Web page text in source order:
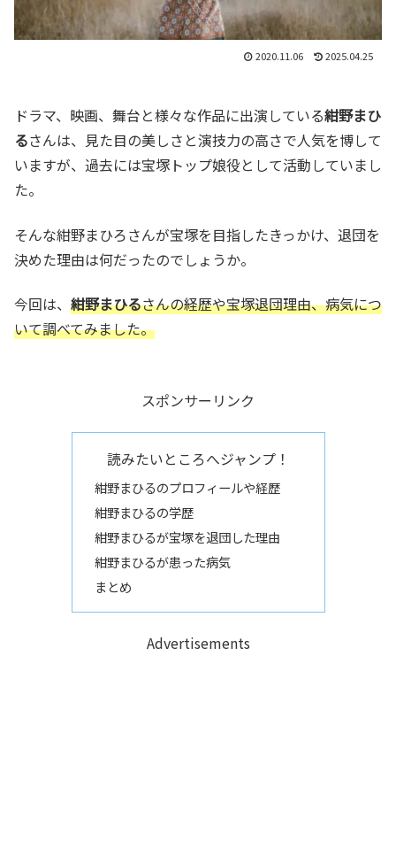
2020.11.06 2025.04.25
ドラマ、映画、舞台と様々な作品に出演している紺野まひ
るさんは、見た目の美しさと演技力の高さで人気を博して
いますが、過去には宝塚トップ娘役として活動していまし
た。
そんな紺野まひろさんが宝塚を目指したきっかけ、退団を
決めた理由は何だったのでしょうか。
今回は、 紺野まひるさんの経歴や宝塚退団理由、病気につ
いて調べてみました。
スポンサーリンク
読みたいところへジャンプ！
紺野まひるのプロフィールや経歴
紺野まひるの学歴
紺野まひるが宝塚を退団した理由
紺野まひるが患った病気
まとめ
Advertisements